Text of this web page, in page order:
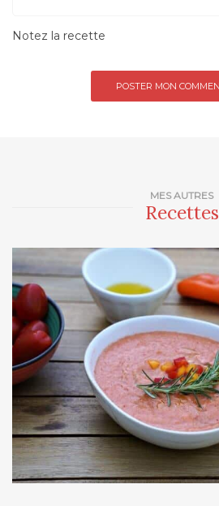
MES AUTRES
Recettes
Notez la recette